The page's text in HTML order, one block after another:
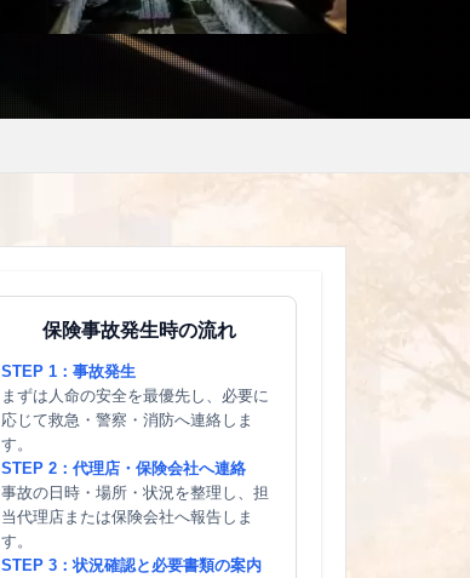
保険事故発生時の流れ
STEP 1：事故発生
まずは人命の安全を最優先し、必要に
応じて救急・警察・消防へ連絡しま
す。
STEP 2：代理店・保険会社へ連絡
事故の日時・場所・状況を整理し、担
当代理店または保険会社へ報告しま
す。
STEP 3：状況確認と必要書類の案内